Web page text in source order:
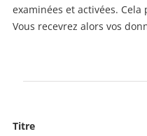
examinées et activées.
Vous recevrez alors vos
Titre